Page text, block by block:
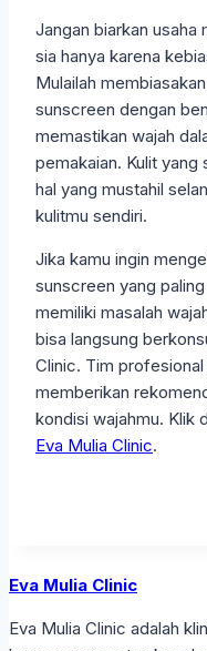
Jangan biarkan usaha
sia hanya karena
Mulailah
sunscreen dengan
memastikan wajah
pemakaian. Kulit yang
hal yang mustahil
kulitmu sendiri.
Jika kamu ingin
sunscreen yang
memiliki masalah
bisa langsung
Clinic. Tim
memberikan
kondisi wajahmu. Klik
Eva Mulia Clinic.
Eva Mulia Clinic
Eva Mulia Clinic adalah